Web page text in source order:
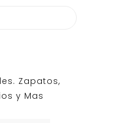
Zapatos,
y Mas